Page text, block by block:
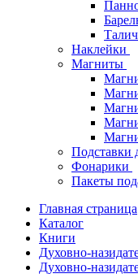
Наклейки
Магниты
Подставки
Фонарики
Пакеты
Главная страница
Каталог
Книги
Духовно-
Духовно-